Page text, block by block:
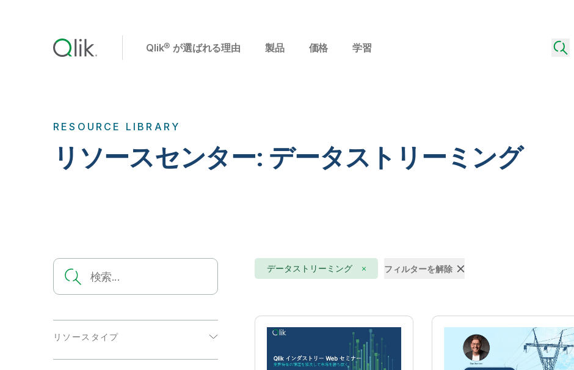
Qlik® が選ばれる理由 製品 価格 学習
RESOURCE LIBRARY
リソースセンター: データストリーミング
リソースタイプ
eBook
データストリーミング フィルターを解除